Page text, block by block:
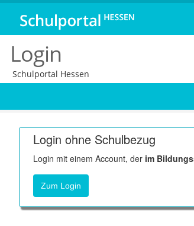
Login
Schulportal Hessen
Login ohne Schulbezug
Login mit einem Account, der im
Zum Login